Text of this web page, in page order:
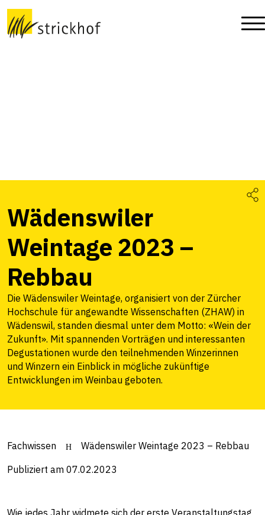
Wädenswiler
Weintage 2023 –
Rebbau
Die Wädenswiler Weintage, organisiert von der Zürcher
Hochschule für angewandte Wissenschaften (ZHAW) in
Wädenswil, standen diesmal unter dem Motto: «Wein der
Zukunft». Mit spannenden Vorträgen und interessanten
Degustationen wurde den teilnehmenden Winzerinnen
und Winzern ein Einblick in mögliche zukünftige
Entwicklungen im Weinbau geboten.
Fachwissen Wädenswiler Weintage 2023 – Rebbau
Publiziert am 07.02.2023
Wie jedes Jahr widmete sich der erste Veranstaltungstag